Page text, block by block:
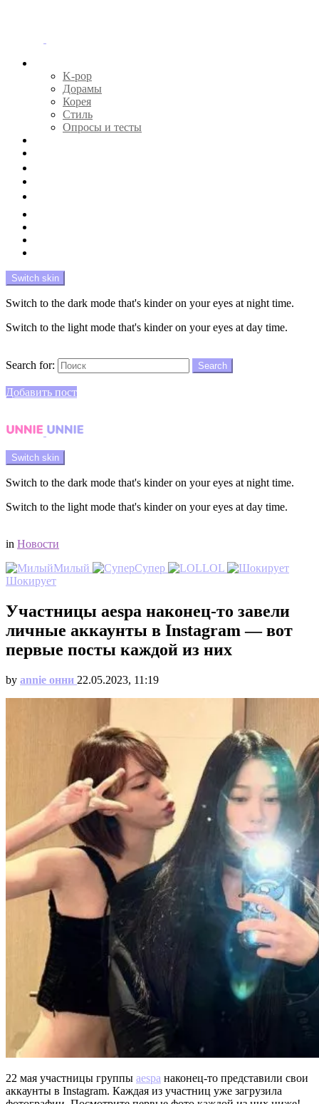
K-pop
Дорамы
Корея
Стиль
Опросы и тесты
Switch skin
Switch to the dark mode that's kinder on your eyes at night time.
Switch to the light mode that's kinder on your eyes at day time.
Search for:
Search
Добавить пост
Switch skin
Switch to the dark mode that's kinder on your eyes at night time.
Switch to the light mode that's kinder on your eyes at day time.
in Новости
Милый
Супер
LOL
Шокирует
Участницы aespa наконец-то завели
личные аккаунты в Instagram — вот
первые посты каждой из них
by annie онни 22.05.2023, 11:19
22 мая участницы группы aespa наконец-то представили свои
аккаунты в Instagram. Каждая из участниц уже загрузила